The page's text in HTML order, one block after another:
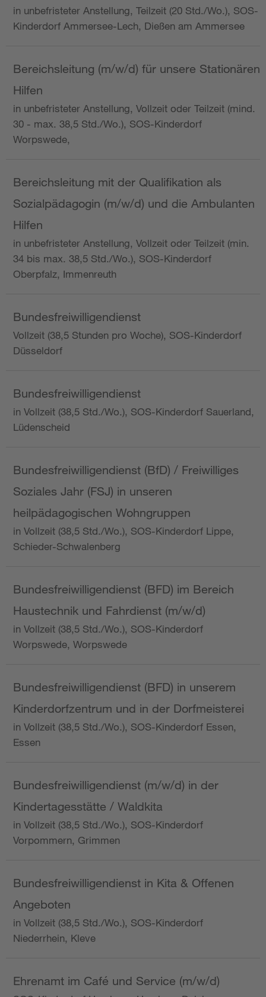
in unbefristeter Anstellung, Teilzeit (20 Std./Wo.), SOS-
Kinderdorf Ammersee-Lech, Dießen am Ammersee
Bereichsleitung (m/w/d) für unsere Stationären
Hilfen
in unbefristeter Anstellung, Vollzeit oder Teilzeit (mind.
30 - max. 38,5 Std./Wo.), SOS-Kinderdorf
Worpswede,
Bereichsleitung mit der Qualifikation als
Sozialpädagogin (m/w/d) und die Ambulanten
Hilfen
in unbefristeter Anstellung, Vollzeit oder Teilzeit (min.
34 bis max. 38,5 Std./Wo.), SOS-Kinderdorf
Oberpfalz, Immenreuth
Bundesfreiwilligendienst
Vollzeit (38,5 Stunden pro Woche), SOS-Kinderdorf
Düsseldorf
Bundesfreiwilligendienst
in Vollzeit (38,5 Std./Wo.), SOS-Kinderdorf Sauerland,
Lüdenscheid
Bundesfreiwilligendienst (BfD) / Freiwilliges
Soziales Jahr (FSJ) in unseren
heilpädagogischen Wohngruppen
in Vollzeit (38,5 Std./Wo.), SOS-Kinderdorf Lippe,
Schieder-Schwalenberg
Bundesfreiwilligendienst (BFD) im Bereich
Haustechnik und Fahrdienst (m/w/d)
in Vollzeit (38,5 Std./Wo.), SOS-Kinderdorf
Worpswede, Worpswede
Bundesfreiwilligendienst (BFD) in unserem
Kinderdorfzentrum und in der Dorfmeisterei
in Vollzeit (38,5 Std./Wo.), SOS-Kinderdorf Essen,
Essen
Bundesfreiwilligendienst (m/w/d) in der
Kindertagesstätte / Waldkita
in Vollzeit (38,5 Std./Wo.), SOS-Kinderdorf
Vorpommern, Grimmen
Bundesfreiwilligendienst in Kita & Offenen
Angeboten
in Vollzeit (38,5 Std./Wo.), SOS-Kinderdorf
Niederrhein, Kleve
Ehrenamt im Café und Service (m/w/d)